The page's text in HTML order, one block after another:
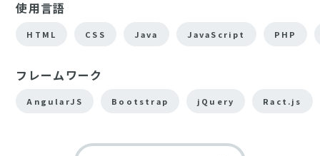
使用言語
HTML CSS Java JavaScript PHP
フレームワーク
AngularJS Bootstrap jQuery Ract.js